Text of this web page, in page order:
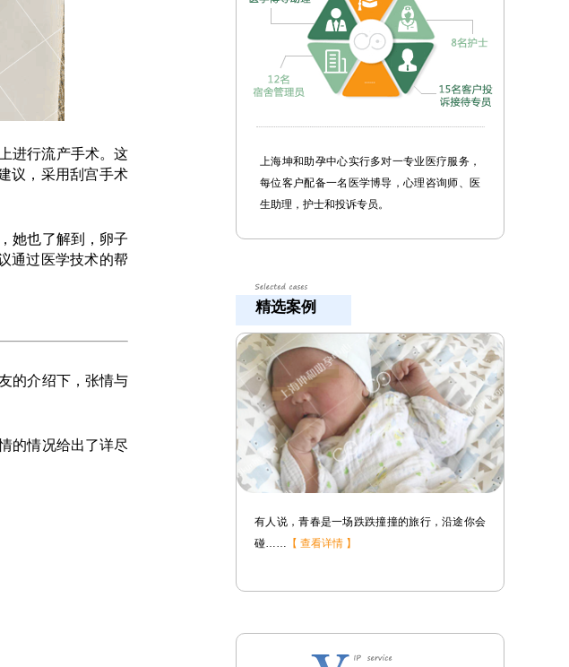
进行流产手术。这
议，采用刮宫手术
她也了解到，卵子
通过医学技术的帮
的介绍下，张情与
的情况给出了详尽
上海坤和助孕中心实行多对一专业医疗服务，
每位客户配备一名医学博导，心理咨询师、医
生助理，护士和投诉专员。
精选案例
心脏病，相信很多人都不陌生，确实，医学发达
了……
【 查看详情 】